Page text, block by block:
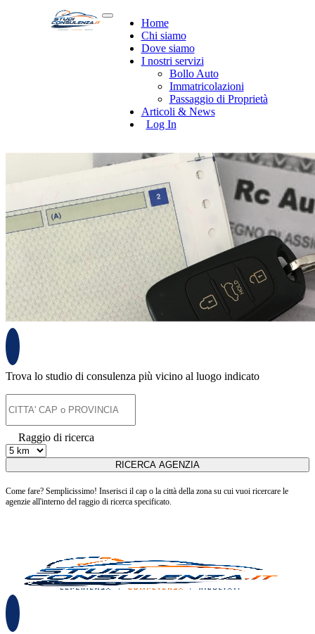
Home
Chi siamo
Dove siamo
I nostri servizi
Bollo Auto
Immatricolazioni
Passaggio di Proprietà
Articoli & News
Log In
Trova lo studio di consulenza più vicino al luogo indicato
Raggio di ricerca
Come fare? Semplicissimo! Inserisci il cap o la città della zona su cui vuoi ricercare le
agenzie all'interno del raggio di ricerca specificato.